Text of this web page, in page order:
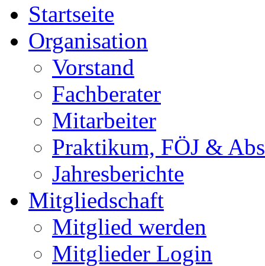
Startseite
Organisation
Vorstand
Fachberater
Mitarbeiter
Praktikum, FÖJ &
Jahresberichte
Mitgliedschaft
Mitglied werden
Mitglieder Login